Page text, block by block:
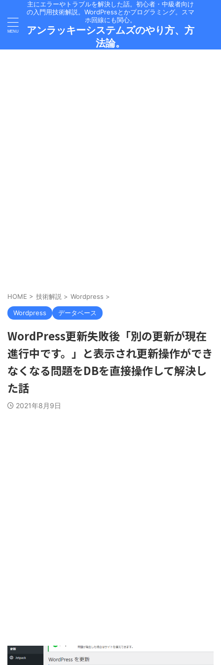
主にエラーやトラブルを解決した話。初心者・中級者向け
の入門用技術解説。WordPressとかプログラミング。スマ
ホ回線にも関心。
アンラッキーシステムズのやり方、方
法論。
HOME > 技術解説 > Wordpress >
Wordpress データベース
WordPress更新失敗後「別の更新が現在
進行中です。」と表示され更新操作ができ
なくなる問題をDBを直接操作して解決し
た話
2021年8月9日